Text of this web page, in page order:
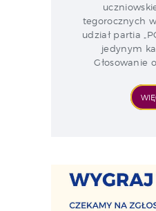
tegorocznych
udział partia
jedynym
Głosowanie